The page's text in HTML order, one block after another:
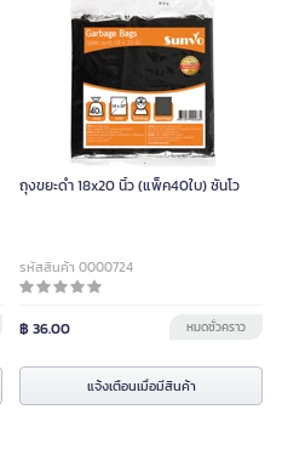
ถุงขยะดำ 18x20 นิ้ว (แพ็ค40ใบ) ซันโว
รหัสสินค้า 0000724
฿ 36.00 หมดชั่วคราว
แจ้งเตือนเมื่อมีสินค้า